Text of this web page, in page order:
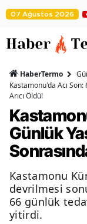
07 Ağustos 2026
HaberTermo
Kastamonu'da Acı
Arıcı Öldü!
Günlük
Kastamonu
devrilmesi
66 günlük
yitirdi.